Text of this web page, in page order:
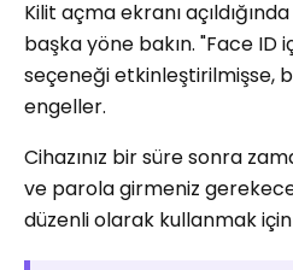
Kilit açma ekranı
başka yöne bakın. "Face ID
seçeneği etkinleştirilmişse,
engeller.
Cihazınız bir süre sonra
ve parola girmeniz
düzenli olarak kullanmak